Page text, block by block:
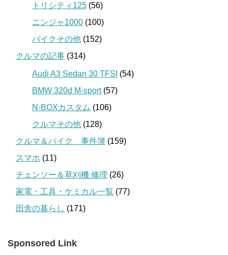
トリシティ125 (56)
ニンジャ1000 (100)
バイクその他 (152)
クルマの記事 (314)
Audi A3 Sedan 30 TFSI (54)
BMW 320d M-sport(57)
N-BOXカスタム (106)
クルマその他 (128)
クルマ＆バイク 事件簿 (159)
スマホ (11)
チェンソー＆草刈機 修理 (26)
家電・工具・ケミカル一覧 (77)
田舎の暮らし (171)
Sponsored Link